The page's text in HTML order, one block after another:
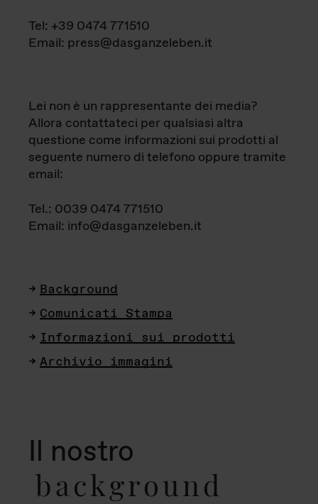
Tel: +39 0474 771510
Email: press@dasganzeleben.it
Lei non è un rappresentante dei media?
Allora contattateci per qualsiasi altra
questione come informazioni sui prodotti al
seguente numero di telefono oppure tramite
email:
Tel.: 0039 0474 771510
Email: info@dasganzeleben.it
Background
Comunicati Stampa
Informazioni sui prodotti
Archivio immagini
Il nostro
background